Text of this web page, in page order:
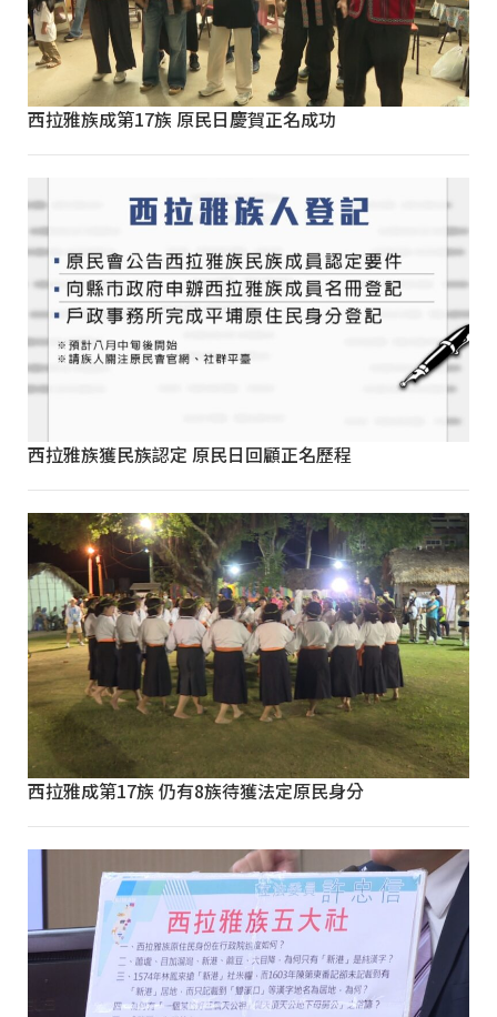
西拉雅族成第17族 原民日慶賀正名成功
西拉雅族獲民族認定 原民日回顧正名歷程
西拉雅成第17族 仍有8族待獲法定原民身分